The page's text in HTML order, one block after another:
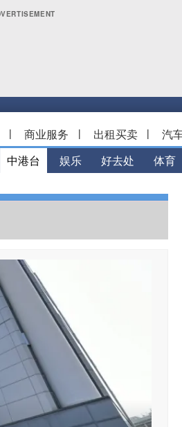
| 商业服务 | 出租买卖 | 汽
中港台 娱乐 好去处 体育